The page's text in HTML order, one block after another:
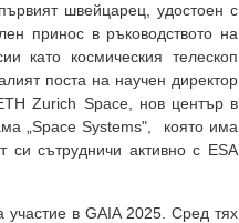
швейцарец, удостоен с
принос в ръководството на
като космическия телескоп
поста на научен директор
Zurich Space, нов център в
„Space Systems", която има
си сътрудничи активно с ESA
в GAIA 2025. Сред тях